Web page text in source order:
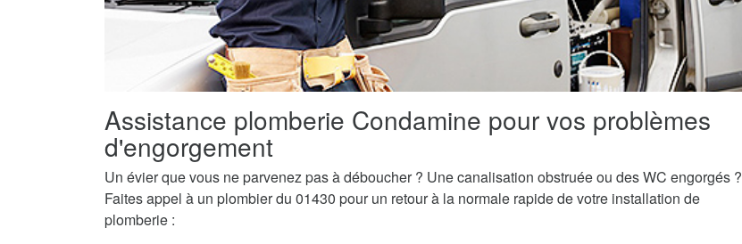
Assistance plomberie Condamine pour vos problèmes
d'engorgement
Un évier que vous ne parvenez pas à déboucher ? Une canalisation obstruée ou des WC engorgés ?
Faites appel à un plombier du 01430 pour un retour à la normale rapide de votre installation de
plomberie :